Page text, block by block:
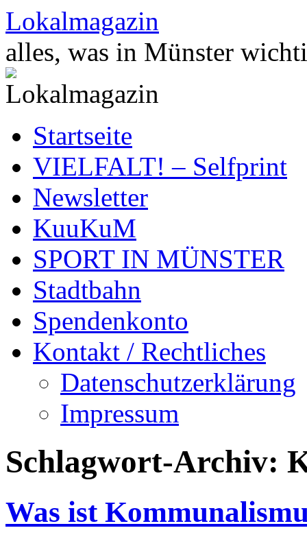
Zum
Inhalt
springen
Lokalmagazin
alles, was in Münster
Startseite
VIELFALT! – Selfprint
Newsletter
KuuKuM
SPORT IN MÜNSTER
Stadtbahn
Spendenkonto
Kontakt / Rechtliches
Datenschutzerklärung
Impressum
Schlagwort-Archiv:
Was ist